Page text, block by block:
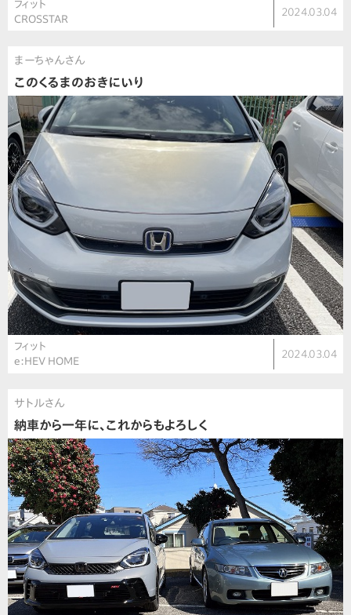
フィット
CROSSTAR
2024.03.04
まーちゃんさん
このくるまのおきにいり
フィット
e:HEV HOME
2024.03.04
サトルさん
納車から一年に、これからもよろしく